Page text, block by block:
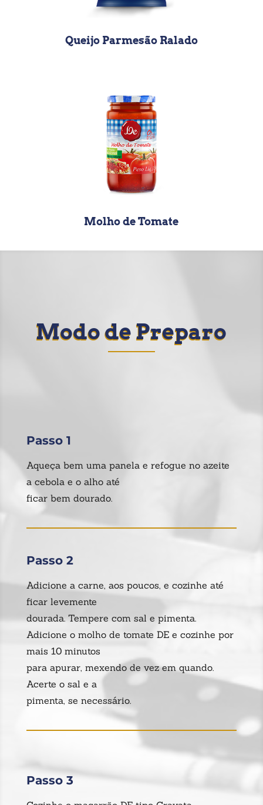
Queijo Parmesão Ralado
Molho de Tomate
Modo de Preparo
Passo 1
Aqueça bem uma panela e refogue no azeite
a cebola e o alho até
ficar bem dourado.
Passo 2
Adicione a carne, aos poucos, e cozinhe até
ficar levemente
dourada. Tempere com sal e pimenta.
Adicione o molho de tomate DE e cozinhe por
mais 10 minutos
para apurar, mexendo de vez em quando.
Acerte o sal e a
pimenta, se necessário.
Passo 3